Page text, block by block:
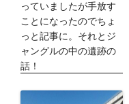
っていましたが手放す
ことになったのでちょ
っと記事に。それとジ
ャングルの中の遺跡の
話！